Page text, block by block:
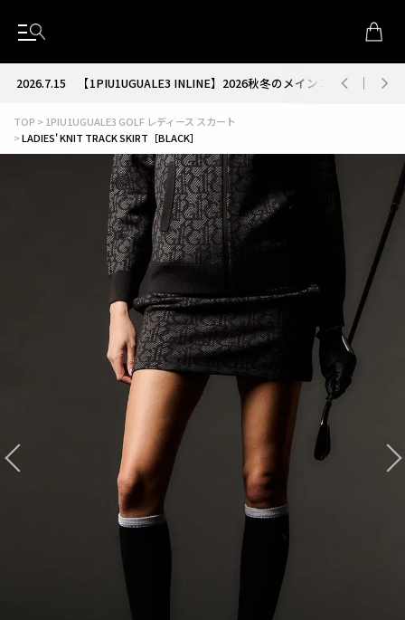
2026.7.15【1PIU1UGUALE3 INLINE】2026秋冬のメインコレクションが
TOP
1PIU1UGUALE3 GOLF レディース スカート
LADIES' KNIT TRACK SKIRT［BLACK］